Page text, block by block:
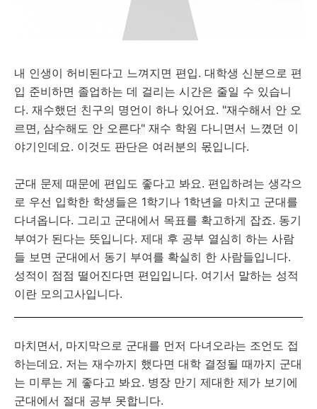
내 인생이 허비된다고 느껴지면 편입. 대학생 신분으로 편
입 준비하면 졸업하는 데 걸리는 시간은 줄일 수 있습니
다. 재수했던 친구의 명언이 하나 있어요. "재수해서 안 오
르면, 삼수해도 안 오른다" 재수 학원 다니면서 느꼈던 이
야기인데요. 이것도 판단은 여러분의 몫입니다.
군대 문제 때문에 편입도 좋다고 봐요. 편입하려는 생각으
로 우선 입학한 학생들은 1학기나 1학년을 마치고 군대를
다녀옵니다. 그리고 군대에서 목표를 확고하게 잡죠. 동기
부여가 된다는 뜻입니다. 제대 후 공부 열심히 하는 사람
들 보면 군대에서 동기 부여를 확실히 한 사람들입니다.
성적이 점점 떨어진다면 편입입니다. 여기서 말하는 성적
이란 모의고사입니다.
마치면서, 마지막으로 군대를 먼저 다녀오라는 조언도 접
하는데요. 저는 재수까지 했다면 대학 결정될 때까지 군대
는 미루는 게 좋다고 봐요. 병장 만기 제대한 제가 보기에
군대에서 절대 공부 못합니다.